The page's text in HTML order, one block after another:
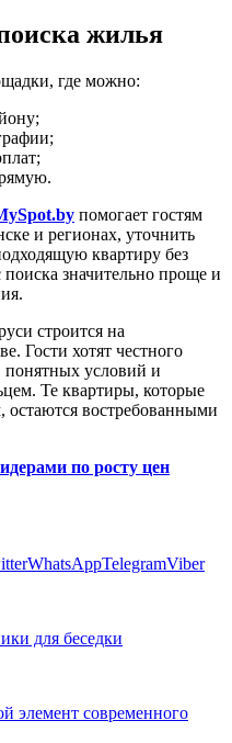
жилья
где можно:
помогает гостям
и регионах, уточнить
квартиру без
значительно проще и
строится на
Гости хотят честного
понятных условий и
Те квартиры, которые
остаются востребованными
по росту цен
WhatsAppTelegramViber
для беседки
элемент современного